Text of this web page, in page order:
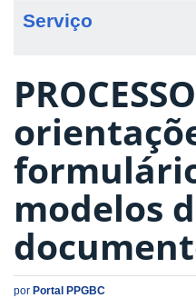
Serviço
modelos
por Portal PPGBC